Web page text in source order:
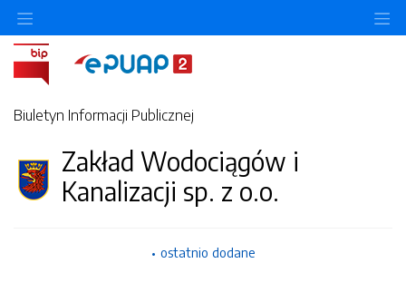
Biuletyn Informacji Publicznej
Zakład Wodociągów i
Kanalizacji sp. z o.o.
ostatnio dodane